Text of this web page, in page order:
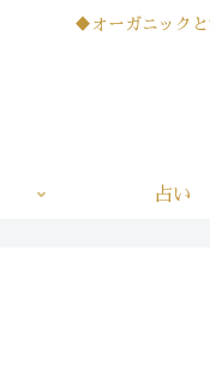
♦オーガニック
占い